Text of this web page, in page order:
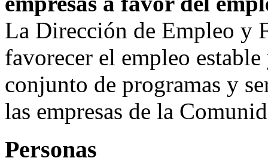
La Dirección de Empleo y
favorecer el empleo
conjunto de programas y
las empresas de la
Personas